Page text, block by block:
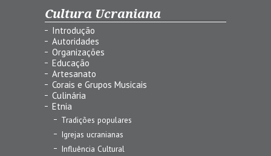
Cultura Ucraniana
Introdução
Autoridades
Organizações
Educação
Artesanato
Corais e Grupos Musicais
Culinária
Etnia
Tradições populares
Igrejas ucranianas
Influência Cultural